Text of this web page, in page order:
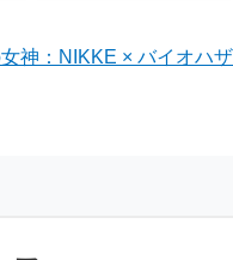
神：NIKKE × バイオハ